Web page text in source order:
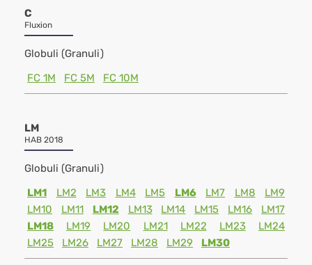
C
Fluxion
Globuli (Granuli)
FC 1M
FC 5M FC 10M
LM
HAB 2018
Globuli (Granuli)
LM1
LM2 LM3 LM4 LM5 LM6 LM7 LM8
LM9
LM10
LM11 LM12 LM13 LM14 LM15 LM16
LM17
LM18
LM19 LM20 LM21 LM22 LM23
LM24
LM25
LM26 LM27 LM28 LM29 LM30